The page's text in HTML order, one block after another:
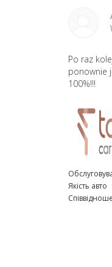
Po raz
ponownie
100%!!!
Якість авто